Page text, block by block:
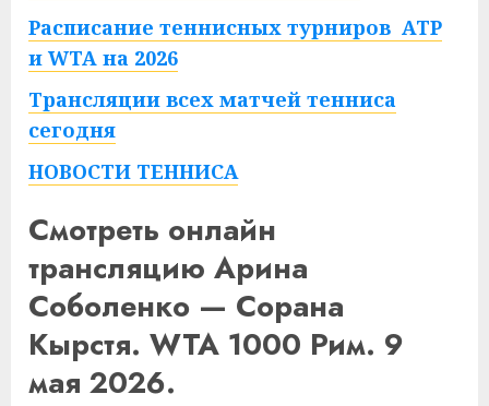
Расписание теннисных турниров ATP
и WTA на 2026
Трансляции всех матчей тенниса
сегодня
НОВОСТИ ТЕННИСА
Смотреть онлайн
трансляцию Арина
Соболенко — Сорана
Кырстя. WTA 1000 Рим. 9
мая 2026.